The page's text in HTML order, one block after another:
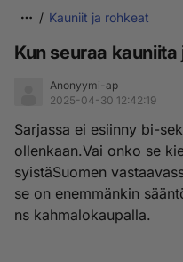
Kauniit ja rohkeat
Kun seuraa
Anonyymi-ap
2025-04-30 12:42:19
Sarjassa ei esiinny bi-
ollenkaan.Vai onko se
syistäSuomen
se on enemmänkin
ns kahmalokaupalla.